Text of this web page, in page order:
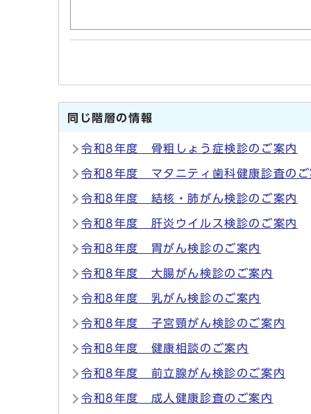
同じ階層の情報
令和8年度 骨粗しょう症検診のご案内
令和8年度 マタニティ歯科健康診査のご
令和8年度 結核・肺がん検診のご案内
令和8年度 肝炎ウイルス検診のご案内
令和8年度 胃がん検診のご案内
令和8年度 大腸がん検診のご案内
令和8年度 乳がん検診のご案内
令和8年度 子宮頸がん検診のご案内
令和8年度 健康相談のご案内
令和8年度 前立腺がん検診のご案内
令和8年度 成人健康診査のご案内